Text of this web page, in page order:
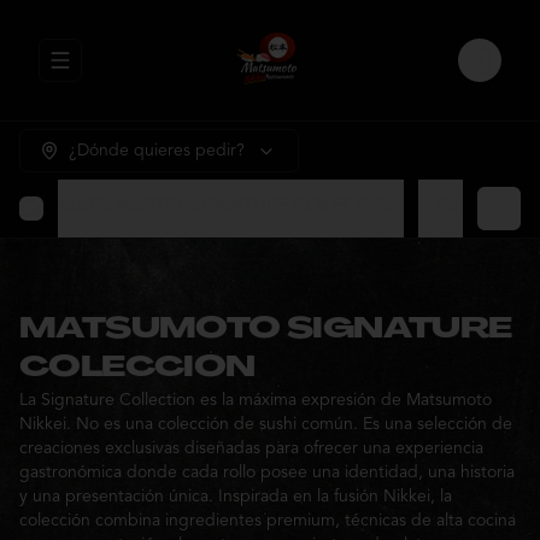
Abrir menu de navegación Login
¿Dónde quieres pedir?
MATSUMOTO SIGNATURE
COLECCION
La Signature Collection es la máxima expresión de Matsumoto
Nikkei. No es una colección de sushi común. Es una selección de
creaciones exclusivas diseñadas para ofrecer una experiencia
gastronómica donde cada rollo posee una identidad, una historia
y una presentación única. Inspirada en la fusión Nikkei, la
colección combina ingredientes premium, técnicas de alta cocina